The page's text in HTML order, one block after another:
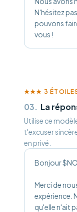
N'hésitez
pouvons
vous !
★★★ 3
03. La
Utilise ce
t'excuser
en privé.
Bonjour
Merci de
expérience.
qu'elle n'ait